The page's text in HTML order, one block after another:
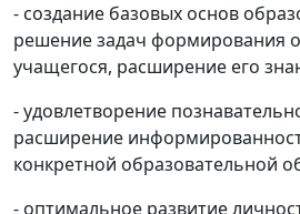
- создание базовых основ
решение задач формирования
учащегося, расширение его
- удовлетворение
расширение
конкретной образовательной
- оптимальное развитие